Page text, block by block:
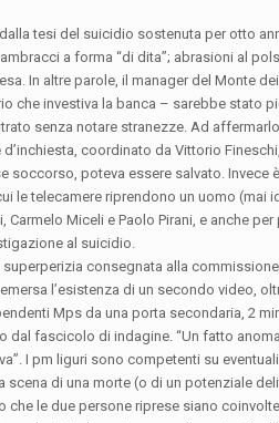
tesi del suicidio sostenuta per otto
a forma “di dita”; abrasioni al
In altre parole, il manager del Monte
che investiva la banca – sarebbe stato
senza notare stranezze. Ad
coordinato da Vittorio
soccorso, poteva essere salvato. Invece
le telecamere riprendono un uomo (mai
Miceli e Paolo Pirani, e anche
al suicidio.
consegnata alla
l’esistenza di un secondo video,
Mps da una porta secondaria, 2
fascicolo di indagine. “Un fatto
I pm liguri sono competenti su
di una morte (o di un potenziale
che le due persone riprese siano